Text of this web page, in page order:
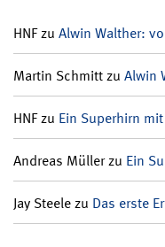
HNFzu Alwin Walther:
Martin Schmittzu Alwin
HNFzu Ein Superhirn
Andreas Müllerzu Ein
Jay Steelezu Das erste